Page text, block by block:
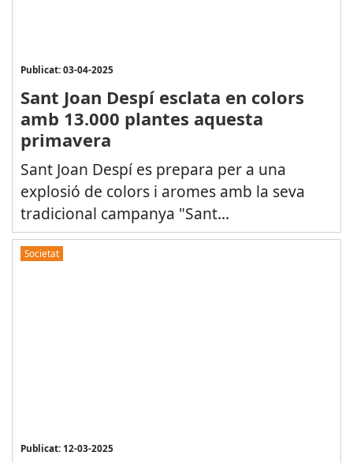
Publicat: 03-04-2025
Sant Joan Despí esclata en colors
amb 13.000 plantes aquesta
primavera
Sant Joan Despí es prepara per a una
explosió de colors i aromes amb la seva
tradicional campanya "Sant...
Societat
Publicat: 12-03-2025